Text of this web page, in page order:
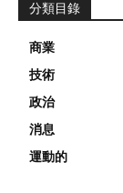
分類目錄
商業
技術
政治
消息
運動的